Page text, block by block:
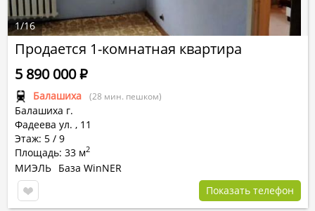
Продается 1-комнатная квартира
Балашиха (28 мин. пешком)
Балашиха г.
Фадеева ул. , 11
Этаж: 5 / 9
Площадь: 33 м2
5 890 000Р
МИЭЛЬ База WinNER
Показать телефон
1/16